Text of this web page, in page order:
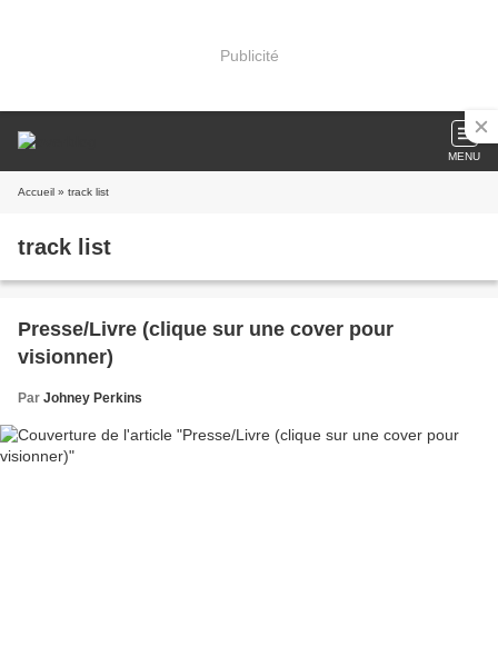
Publicité
MENU
Accueil » track list
track list
Presse/Livre (clique sur une cover pour
visionner)
Par Johney Perkins